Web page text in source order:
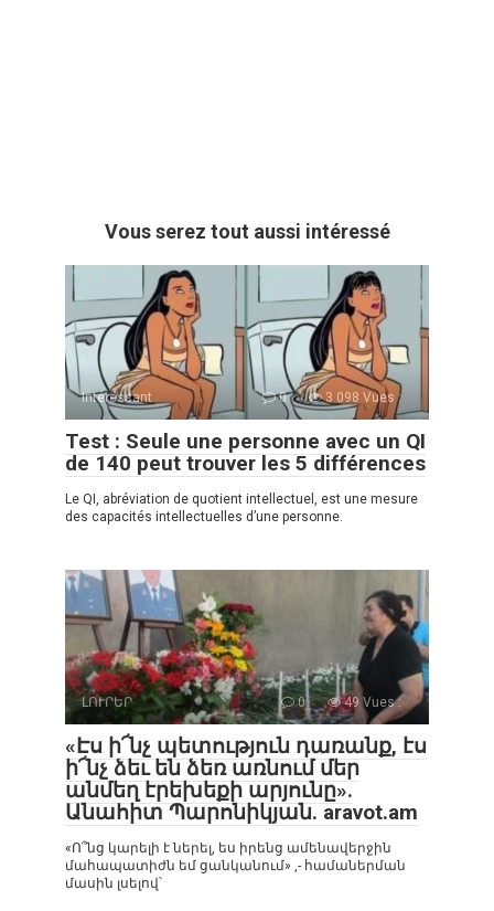
Vous serez tout aussi intéressé
Intéressant 0 3 098 Vues :
Test : Seule une personne avec un QI
de 140 peut trouver les 5 différences
Le QI, abréviation de quotient intellectuel, est une mesure
des capacités intellectuelles d’une personne.
ԼՈՒՐԵՐ 0 49 Vues :
«Էս ի՜նչ պետություն դառանք, էս
ի՜նչ ձեւ են ձեռ առնում մեր
անմեղ էրեխեքի արյունը».
Անահիտ Պարոնիկյան. aravot.am
«Ո՞նց կարելի է ներել, ես իրենց ամենավերջին
մահապատիժն եմ ցանկանում» ,- համաներման
մասին լսելով՝